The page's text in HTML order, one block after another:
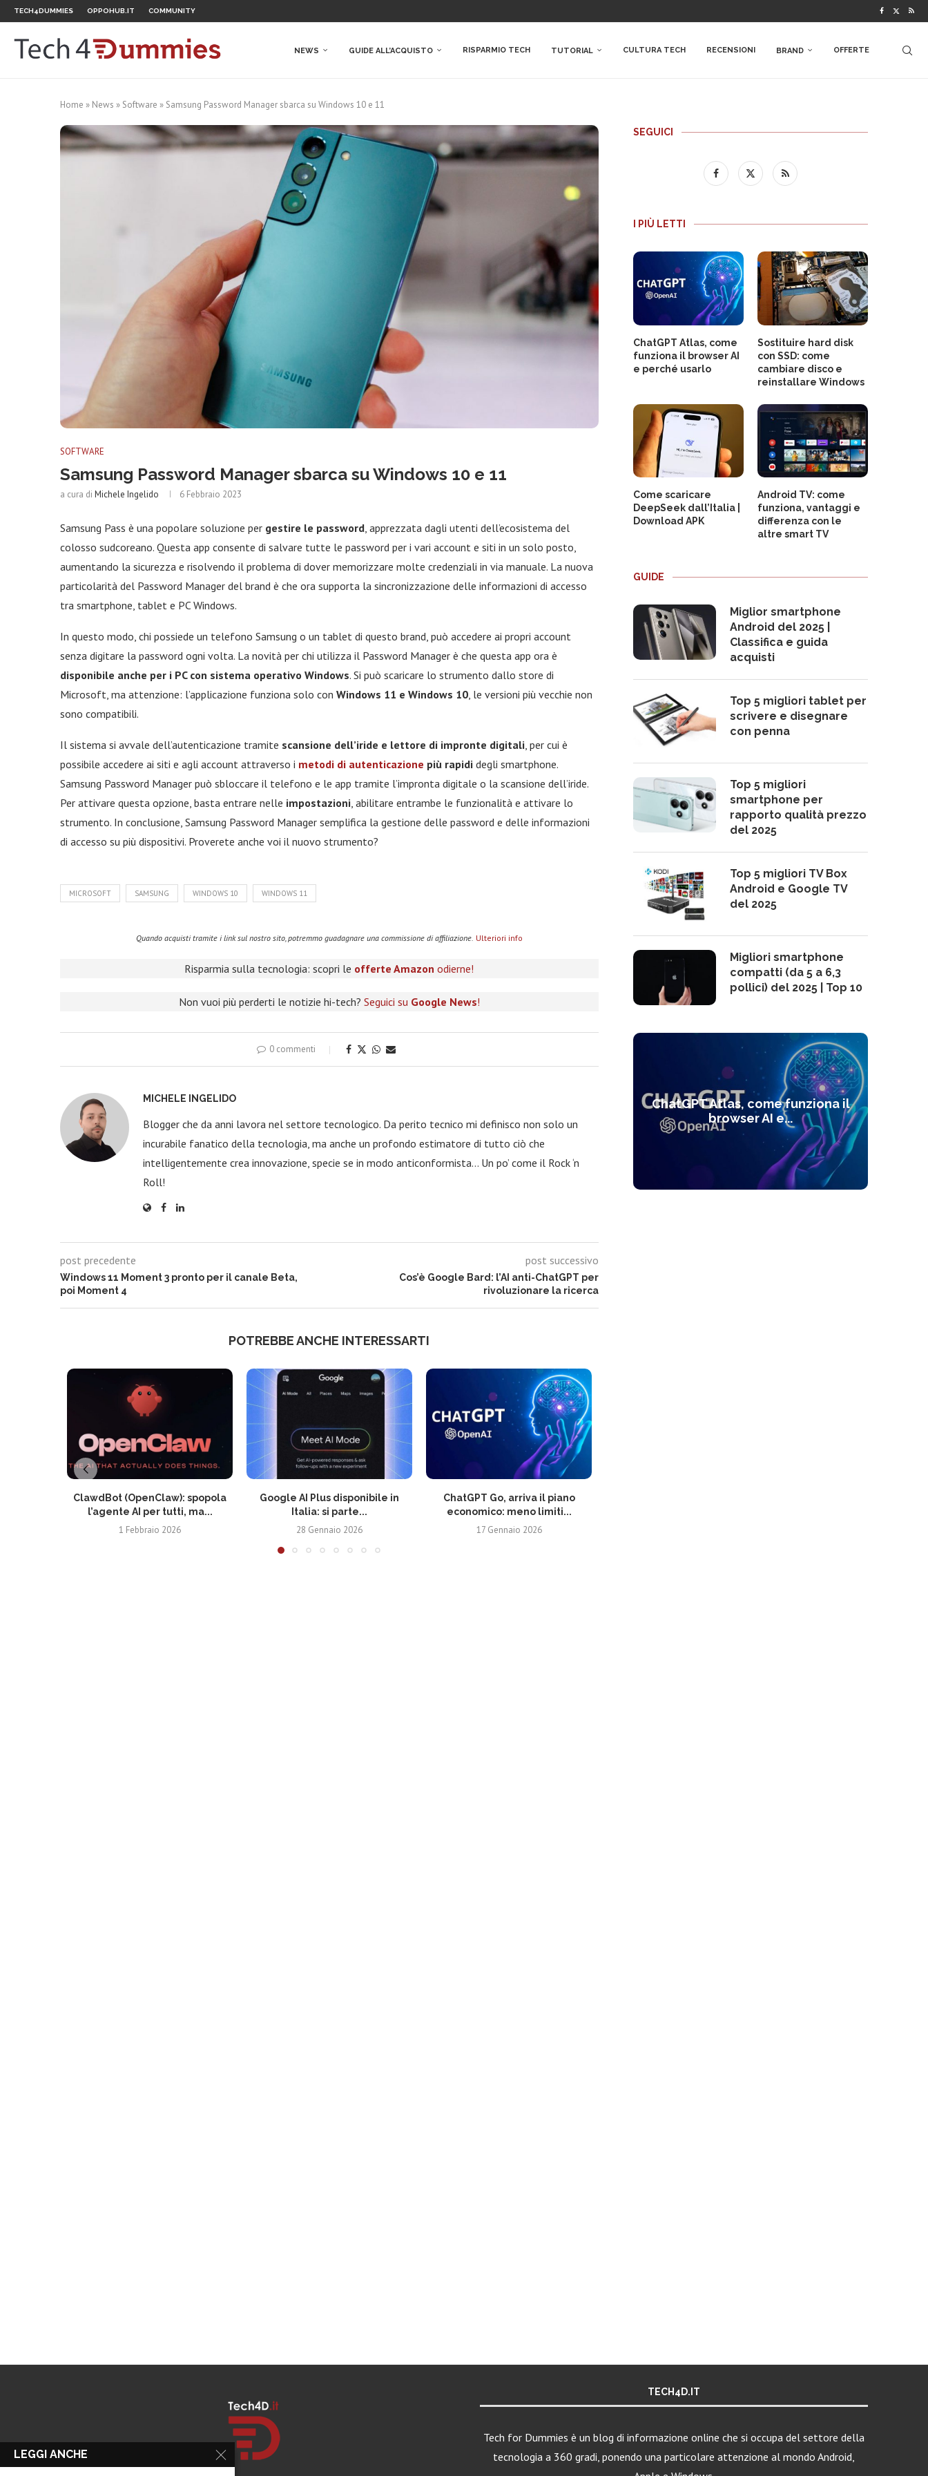
TECH4DUMMIES OPPOHUB.IT COMMUNITY
NEWS GUIDE ALL’ACQUISTO RISPARMIO TECH TUTORIAL CULTURA TECH RECENSIONI BRAND OFFERTE
Home » News » Software » Samsung Password Manager sbarca su Windows 10 e 11
SOFTWARE
Samsung Password Manager sbarca su Windows 10 e 11
a cura di Michele Ingelido 6 Febbraio 2023
Samsung Pass è una popolare soluzione per gestire le password , apprezzata dagli utenti dell’ecosistema del
colosso sudcoreano. Questa app consente di salvare tutte le password per i vari account e siti in un solo posto,
aumentando la sicurezza e risolvendo il problema di dover memorizzare molte credenziali in via manuale. La nuova
particolarità del Password Manager del brand è che ora supporta la sincronizzazione delle informazioni di accesso
tra smartphone, tablet e PC Windows.
In questo modo, chi possiede un telefono Samsung o un tablet di questo brand, può accedere ai propri account
senza digitare la password ogni volta. La novità per chi utilizza il Password Manager è che questa app ora è
disponibile anche per i PC con sistema operativo Windows. Si può scaricare lo strumento dallo store di
Microsoft, ma attenzione: l’applicazione funziona solo con Windows 11 e Windows 10 , le versioni più vecchie non
sono compatibili.
Il sistema si avvale dell’autenticazione tramite scansione dell’iride e lettore di impronte digitali , per cui è
possibile accedere ai siti e agli account attraverso i metodi di autenticazione più rapidi degli smartphone.
Samsung Password Manager può sbloccare il telefono e le app tramite l’impronta digitale o la scansione dell’iride.
Per attivare questa opzione, basta entrare nelle impostazioni , abilitare entrambe le funzionalità e attivare lo
strumento. In conclusione, Samsung Password Manager semplifica la gestione delle password e delle informazioni
di accesso su più dispositivi. Proverete anche voi il nuovo strumento?
MICROSOFT SAMSUNG WINDOWS 10 WINDOWS 11
Quando acquisti tramite i link sul nostro sito, potremmo guadagnare una commissione di affiliazione. Ulteriori info
Risparmia sulla tecnologia: scopri le offerte Amazon odierne!
Non vuoi più perderti le notizie hi-tech? Seguici su Google News!
0 commenti
MICHELE INGELIDO
Blogger che da anni lavora nel settore tecnologico. Da perito tecnico mi definisco non solo un
incurabile fanatico della tecnologia, ma anche un profondo estimatore di tutto ciò che
intelligentemente crea innovazione, specie se in modo anticonformista… Un po’ come il Rock ‘n
Roll!
post precedente
Windows 11 Moment 3 pronto per il canale Beta,
poi Moment 4
post successivo
Cos’è Google Bard: l’AI anti-ChatGPT per
rivoluzionare la ricerca
POTREBBE ANCHE INTERESSARTI
ClawdBot (OpenClaw): spopola
l’agente AI per tutti, ma...
1 Febbraio 2026
Google AI Plus disponibile in
Italia: si parte...
28 Gennaio 2026
ChatGPT Go, arriva il piano
economico: meno limiti...
17 Gennaio 2026
SEGUICI
I PIÙ LETTI
ChatGPT Atlas, come
funziona il browser AI
e perché usarlo
Sostituire hard disk
con SSD: come
cambiare disco e
reinstallare Windows
Come scaricare
DeepSeek dall’Italia |
Download APK
Android TV: come
funziona, vantaggi e
differenza con le
altre smart TV
GUIDE
Miglior smartphone
Android del 2025 |
Classifica e guida
acquisti
Top 5 migliori tablet per
scrivere e disegnare
con penna
Top 5 migliori
smartphone per
rapporto qualità prezzo
del 2025
Top 5 migliori TV Box
Android e Google TV
del 2025
Migliori smartphone
compatti (da 5 a 6,3
pollici) del 2025 | Top 10
ChatGPT Atlas, come funziona il
browser AI e...
TECH4D.IT
Tech for Dummies è un blog di informazione online che si occupa del settore della
tecnologia a 360 gradi, ponendo una particolare attenzione al mondo Android,
LEGGI ANCHE